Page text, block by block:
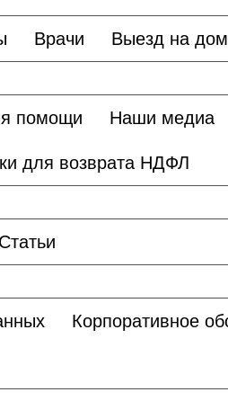
Врачи Выезд на дом
помощи Наши медиа
для возврата НДФЛ
Статьи
Корпоративное